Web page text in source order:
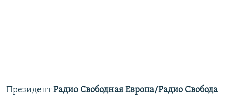
ПрезидентРадио Свободная Европа/Радио Свобода